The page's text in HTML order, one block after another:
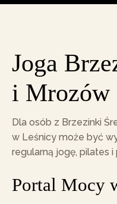
Joga
i Mrozów
Dla osób z Brzezinki
w Leśnicy może być
regularną jogę, pilates
Portal Mocy